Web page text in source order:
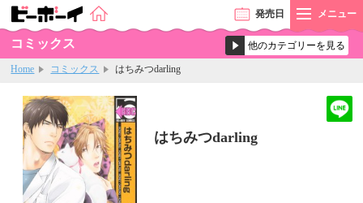
発売日 メニュー
コミックス
Home コミックス はちみつdarling
はちみつdarling